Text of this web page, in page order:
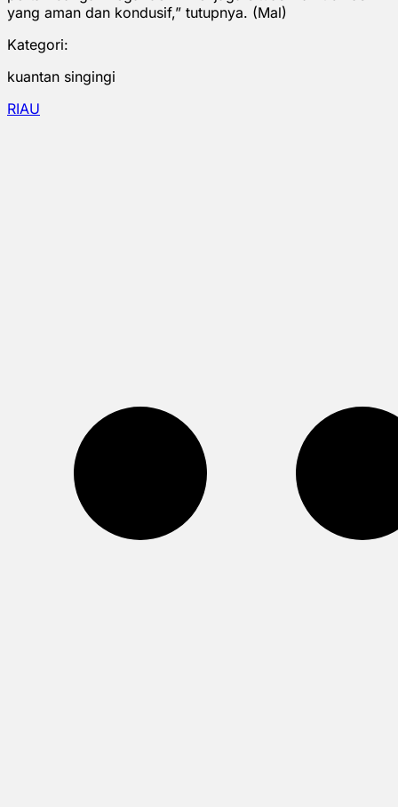
yang aman dan kondusif,” tutupnya. (Mal)
Kategori:
kuantan singingi
RIAU